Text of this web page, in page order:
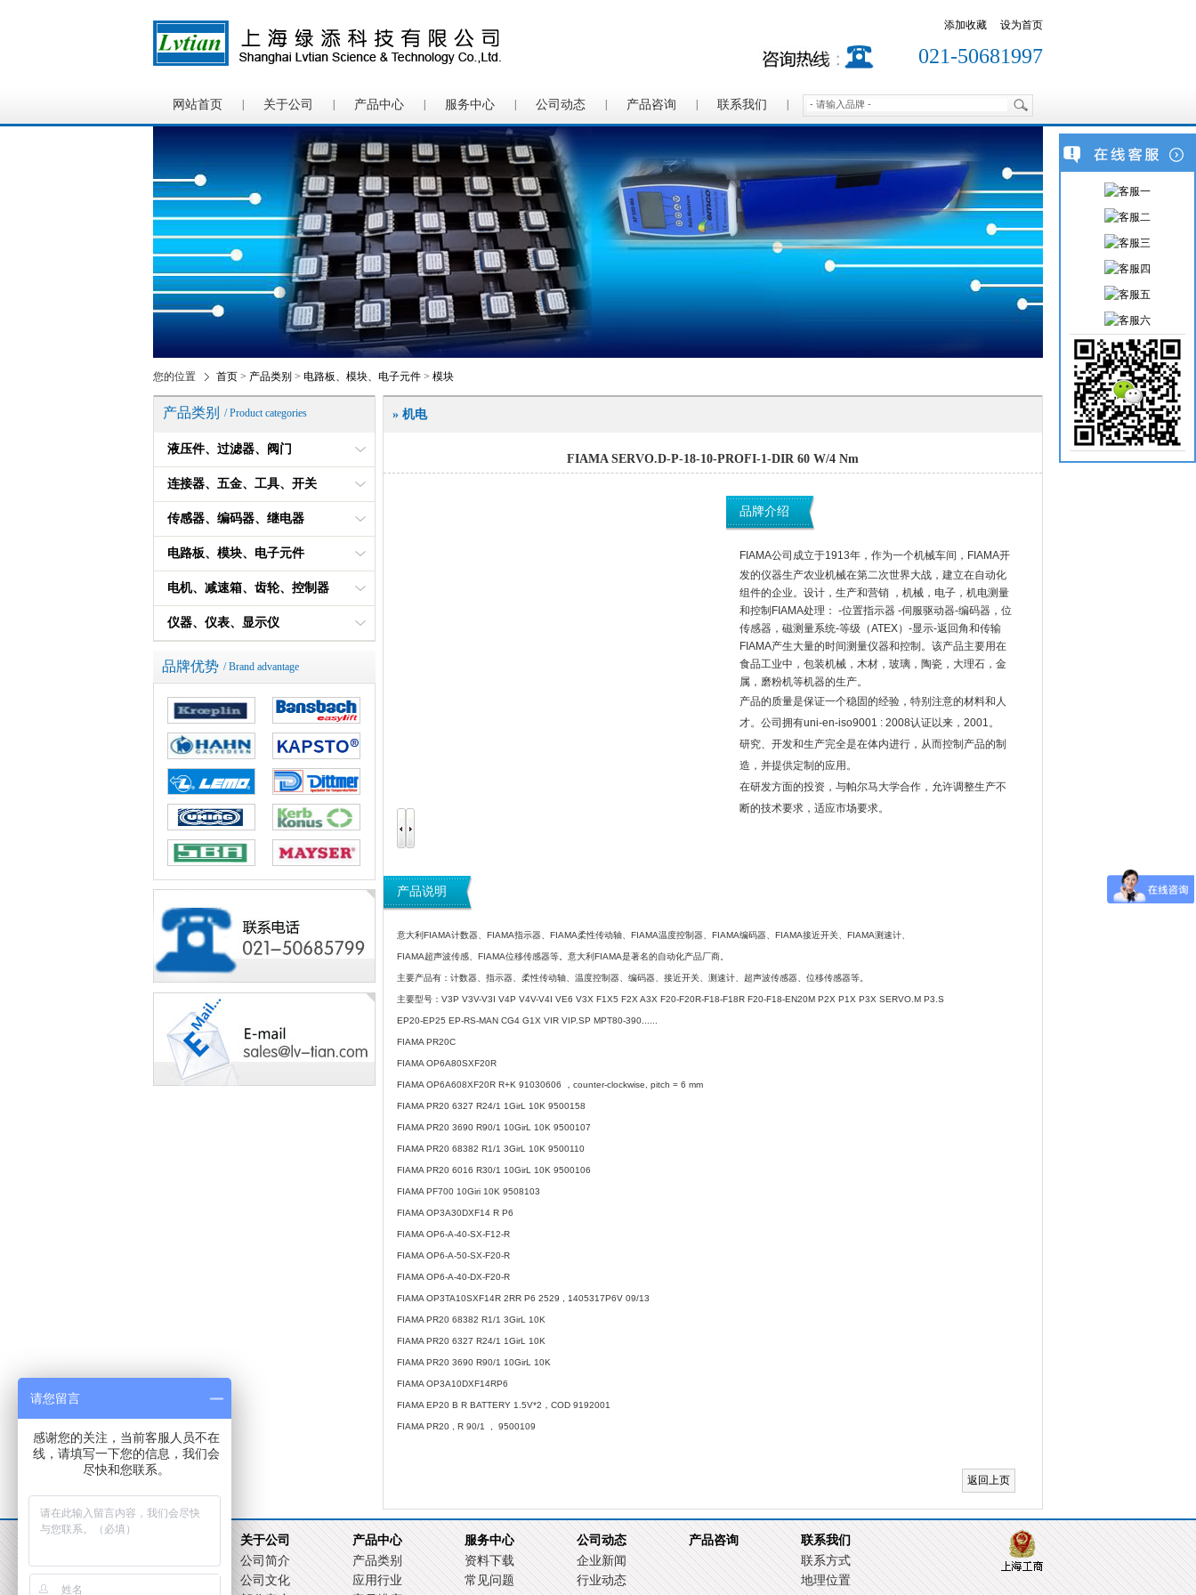
添加收藏 设为首页
021-50681997
网站首页 关于公司 产品中心 服务中心 公司动态 产品咨询 联系我们
您的位置 首页 > 产品类别 > 电路板、模块、电子元件 > 模块
产品类别 / Product categories
液压件、过滤器、阀门
连接器、五金、工具、开关
传感器、编码器、继电器
电路板、模块、电子元件
电机、减速箱、齿轮、控制器
仪器、仪表、显示仪
品牌优势 / Brand advantage
» 机电
FIAMA SERVO.D-P-18-10-PROFI-1-DIR 60 W/4 Nm
品牌介绍
FIAMA公司成立于1913年，作为一个机械车间，FIAMA开
发的仪器生产农业机械在第二次世界大战，建立在自动化
组件的企业。设计，生产和营销 ，机械，电子，机电测量
和控制FIAMA处理： -位置指示器 -伺服驱动器-编码器，位
传感器，磁测量系统-等级（ATEX）-显示-返回角和传输
FIAMA产生大量的时间测量仪器和控制。该产品主要用在
食品工业中，包装机械，木材，玻璃，陶瓷，大理石，金
属，磨粉机等机器的生产。
产品的质量是保证一个稳固的经验，特别注意的材料和人
才。公司拥有uni-en-iso9001 : 2008认证以来，2001。
研究、开发和生产完全是在体内进行，从而控制产品的制
造，并提供定制的应用。
在研发方面的投资，与帕尔马大学合作，允许调整生产不
断的技术要求，适应市场要求。
产品说明
意大利FIAMA计数器、FIAMA指示器、FIAMA柔性传动轴、FIAMA温度控制器、FIAMA编码器、FIAMA接近开关、FIAMA测速计、
FIAMA超声波传感、FIAMA位移传感器等。意大利FIAMA是著名的自动化产品厂商。
主要产品有：计数器、指示器、柔性传动轴、温度控制器、编码器、接近开关、测速计、超声波传感器、位移传感器等。
主要型号：V3P V3V-V3I V4P V4V-V4I VE6 V3X F1X5 F2X A3X F20-F20R-F18-F18R F20-F18-EN20M P2X P1X P3X SERVO.M P3.S
EP20-EP25 EP-RS-MAN CG4 G1X VIR VIP.SP MPT80-390......
FIAMA PR20C
FIAMA OP6A80SXF20R
FIAMA OP6A608XF20R R+K 91030606 ，counter-clockwise, pitch = 6 mm
FIAMA PR20 6327 R24/1 1GirL 10K 9500158
FIAMA PR20 3690 R90/1 10GirL 10K 9500107
FIAMA PR20 68382 R1/1 3GirL 10K 9500110
FIAMA PR20 6016 R30/1 10GirL 10K 9500106
FIAMA PF700 10Giri 10K 9508103
FIAMA OP3A30DXF14 R P6
FIAMA OP6-A-40-SX-F12-R
FIAMA OP6-A-50-SX-F20-R
FIAMA OP6-A-40-DX-F20-R
FIAMA OP3TA10SXF14R 2RR P6 2529 , 1405317P6V 09/13
FIAMA PR20 68382 R1/1 3GirL 10K
FIAMA PR20 6327 R24/1 1GirL 10K
FIAMA PR20 3690 R90/1 10GirL 10K
FIAMA OP3A10DXF14RP6
FIAMA EP20 B R BATTERY 1.5V*2，COD 9192001
FIAMA PR20 , R 90/1 , 9500109
返回上页
关于公司
公司简介
公司文化
产品中心
产品类别
应用行业
服务中心
资料下载
常见问题
公司动态
企业新闻
行业动态
产品咨询
联系我们
联系方式
地理位置
客服一
客服二
客服三
客服四
客服五
客服六
请您留言
感谢您的关注，当前客服人员不在
线，请填写一下您的信息，我们会
尽快和您联系。